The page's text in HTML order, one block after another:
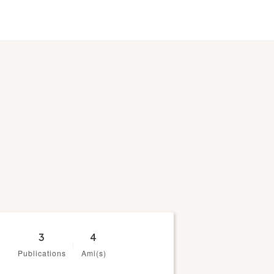
3
Publications
4
Ami(s)